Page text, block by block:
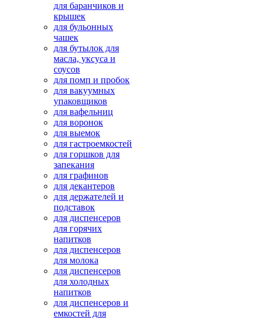
для баранчиков и
крышек
для бульонных
чашек
для бутылок для
масла, уксуса и
соусов
для помп и пробок
для вакуумных
упаковщиков
для вафельниц
для воронок
для выемок
для гастроемкостей
для горшков для
запекания
для графинов
для декантеров
для держателей и
подставок
для диспенсеров
для горячих
напитков
для диспенсеров
для молока
для диспенсеров
для холодных
напитков
для диспенсеров и
емкостей для